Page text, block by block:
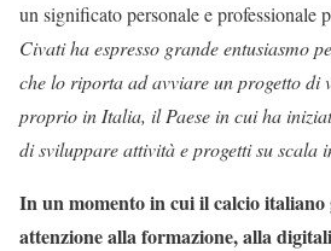
un significato personale e professionale
Civati ha espresso grande entusiasmo
che lo riporta ad avviare un progetto di
proprio in Italia, il Paese in cui ha
di sviluppare attività e progetti su scala
In un momento in cui il calcio italiano
attenzione alla formazione, alla